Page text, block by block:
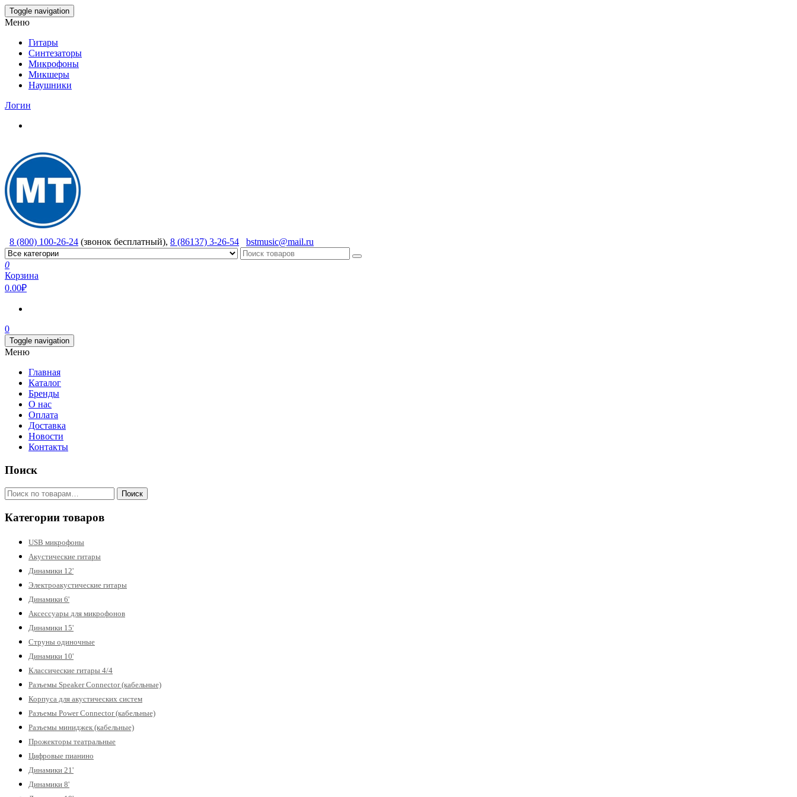
Skip
to
content
Toggle navigation
Меню
Гитары
Синтезаторы
Микрофоны
Микшеры
Наушники
Логин
8 (800) 100-26-24 (звонок бесплатный), 8 (86137) 3-26-54 bstmusic@mail.ru
0
Корзина
0.00₽
0
Toggle navigation
Меню
Главная
Каталог
Бренды
О нас
Оплата
Доставка
Новости
Контакты
Поиск
Искать: Поиск
Категории товаров
USB микрофоны
Акустические гитары
Динамики 12'
Электроакустические гитары
Динамики 6'
Аксессуары для микрофонов
Динамики 15'
Струны одиночные
Динамики 10'
Классические гитары 4/4
Разъемы Speaker Connector (кабельные)
Корпуса для акустических систем
Разъемы Power Connector (кабельные)
Разъемы миниджек (кабельные)
Прожекторы театральные
Цифровые пианино
Динамики 21'
Динамики 8'